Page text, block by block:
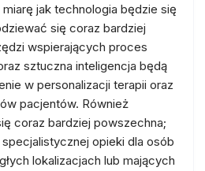
jak technologia będzie się
się coraz bardziej
wspierających proces
sztuczna inteligencja będą
w personalizacji terapii oraz
pacjentów. Również
coraz bardziej powszechna;
opieki dla osób
lokalizacjach lub mających